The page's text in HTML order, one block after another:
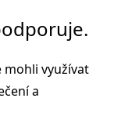
mohli využívat
a